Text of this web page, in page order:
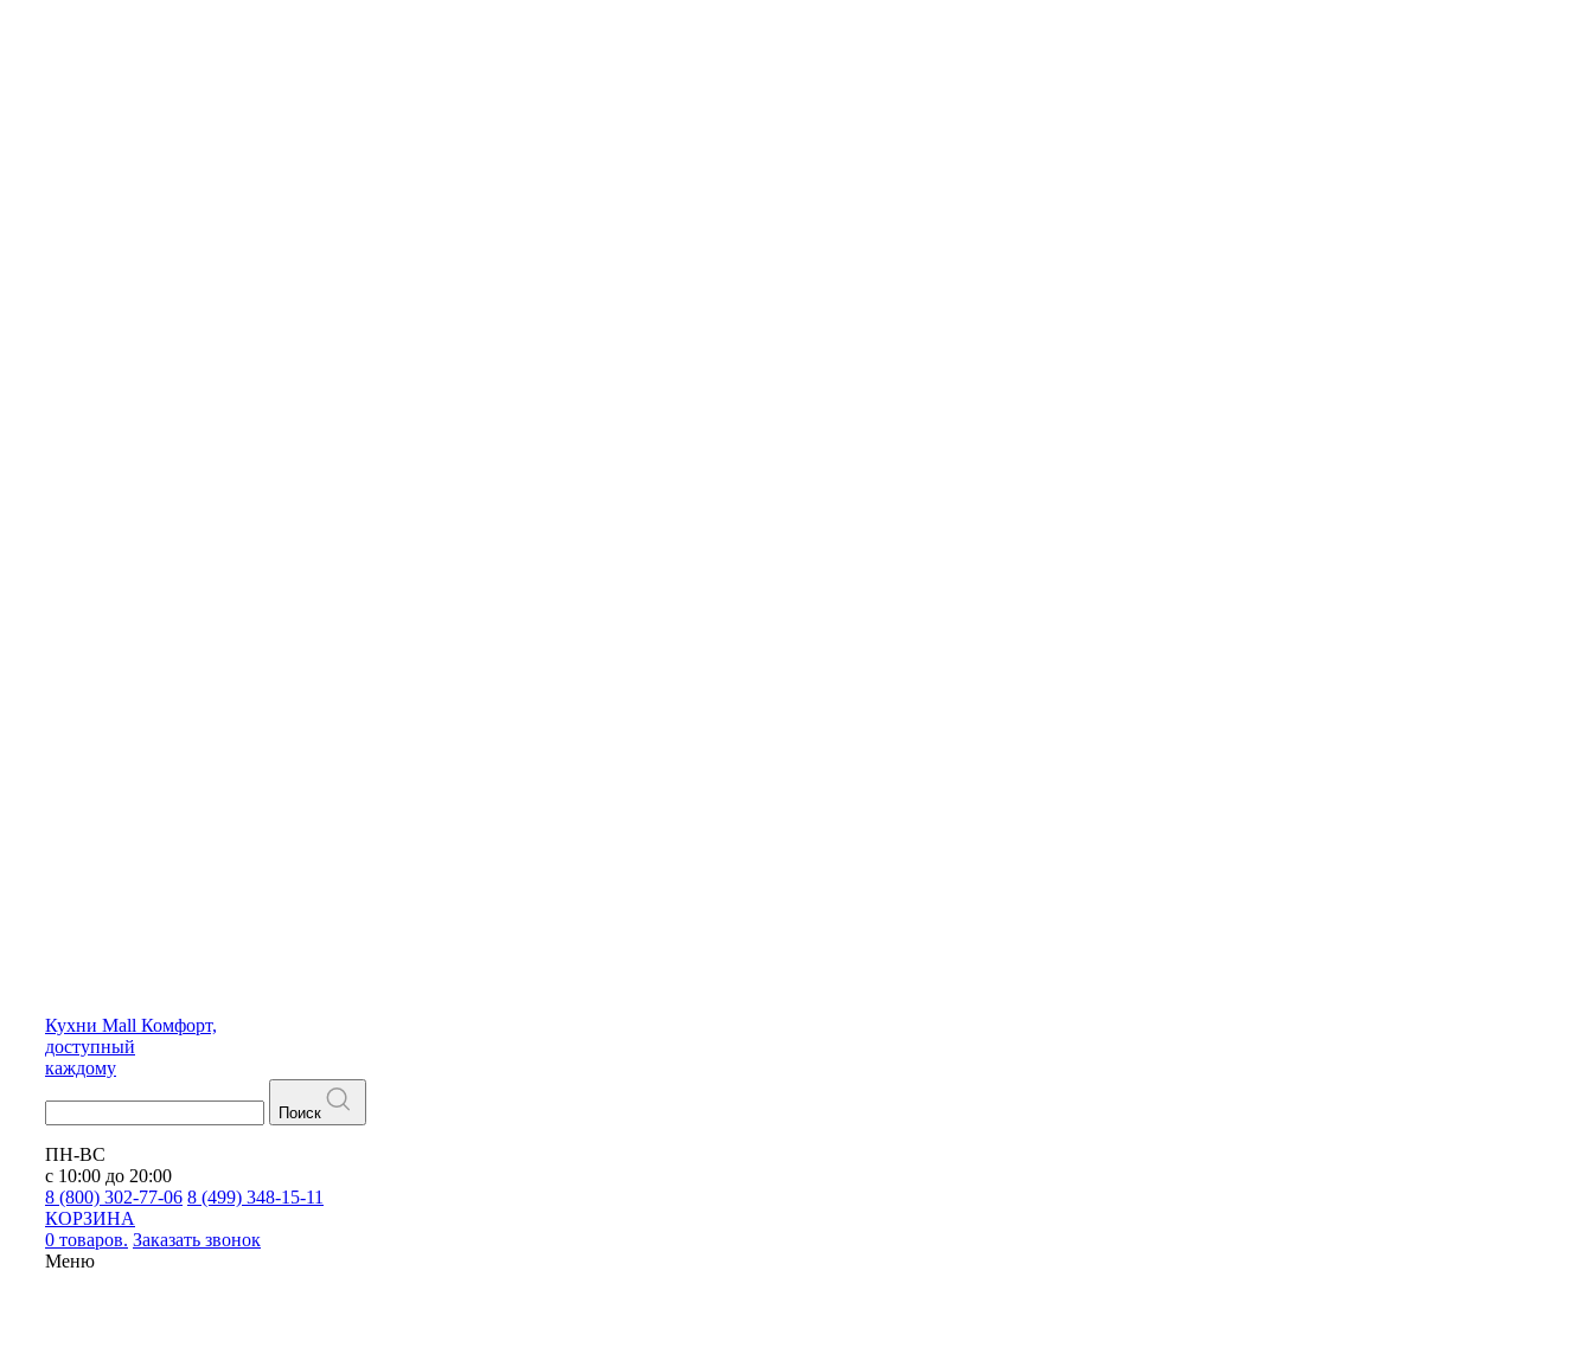
Кухни Mall Комфорт,
доступный
каждому
Поиск
ПН-ВС
с 10:00 до 20:00
8 (800) 302-77-06 8 (499) 348-15-11
КОРЗИНА
0 товаров. Заказать звонок
Меню